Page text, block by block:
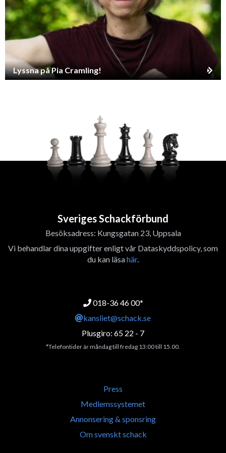
Lyssna på Pia Cramling!
Sveriges Schackförbund
Besöksadress: Kungsgatan 23, Uppsala
Vi behandlar dina uppgifter enligt vår Dataskyddspolicy, som
du kan läsahär.
018-36 46 00*
kansliet@schack.se
Plusgiro: 65 22 - 7
*Telefontider är måndag till fredag 13:00 till 15.00.
Press
Medlemssystemet
Annonsering & sponsring
Om svenskt schack